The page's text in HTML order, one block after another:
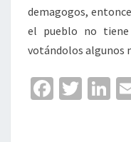
demagogos,
el pueblo no
votándolos algunos
Fa T
Li